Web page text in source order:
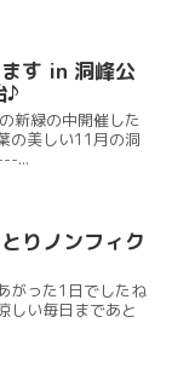
す in 洞峰公
♪
新緑の中開催した
の美しい11月の洞
...
りノンフィク
がった1日でしたね
しい毎日まであと